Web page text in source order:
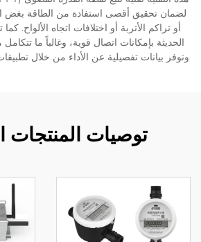
لضمان تحقيق أقصى استفادة من الطاقة بغض
أو تراكم الأتربة أو اختلافات اتجاه الألواح.
الحديثة بإمكانات اتصال قوية، وغالباً ما
وتوفر بيانات تفصيلية عن الأداء من خلال
توصيات المنتجات